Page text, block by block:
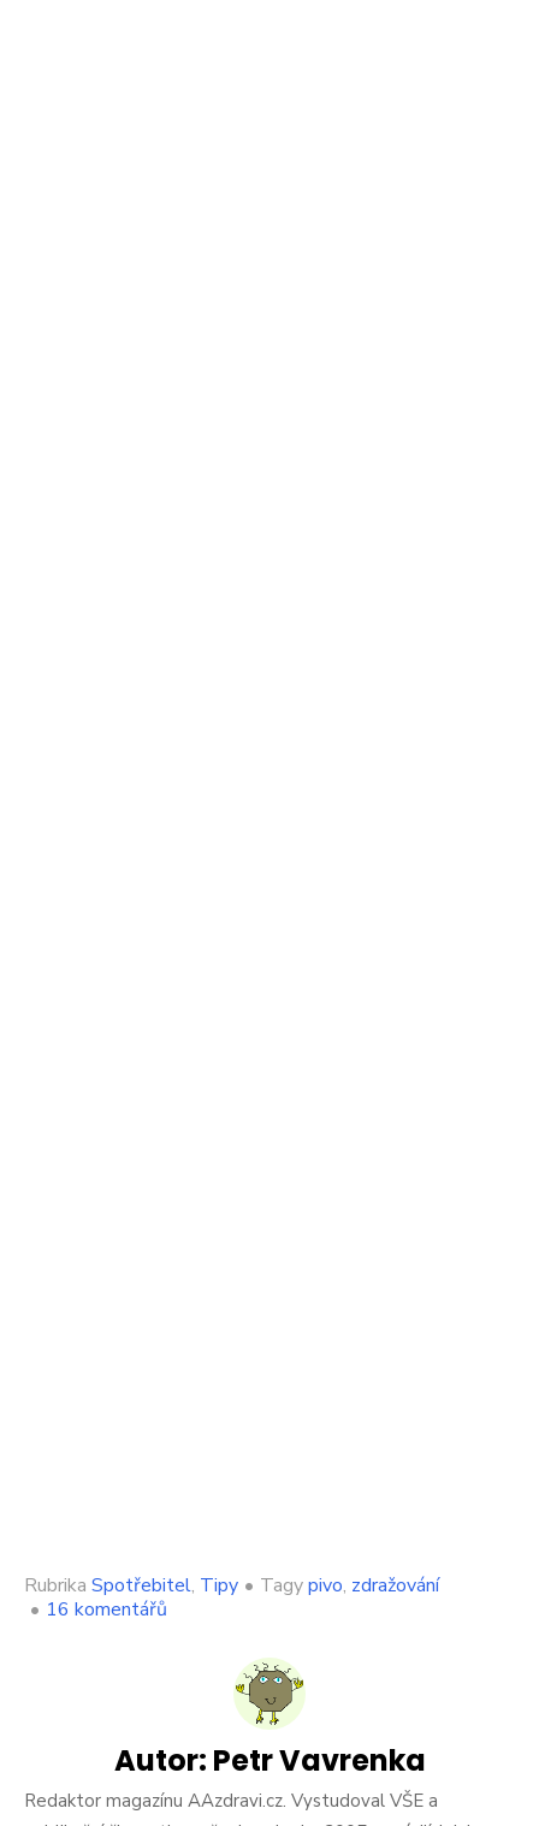
Rubrika Spotřebitel, Tipy • Tagypivo, zdražování
• 16 komentářů
kolik
bude
stát
Autor: Petr Vavrenka
Redaktor magazínu AAzdravi.cz. Vystudoval VŠE a